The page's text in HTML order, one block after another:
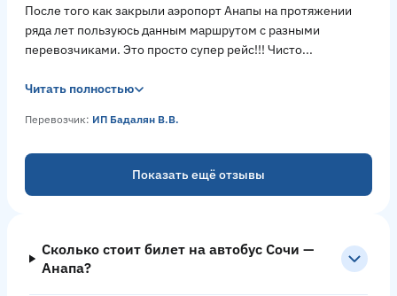
После того как закрыли аэропорт Анапы на протяжении
ряда лет пользуюсь данным маршрутом с разными
перевозчиками. Это просто супер рейс!!! Чисто...
Читать полностью
Перевозчик: ИП Бадалян В.В.
Показать ещё отзывы
Сколько стоит билет на автобус Сочи —
Анапа?